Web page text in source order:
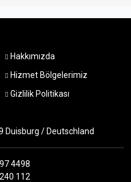
Hakkımızda
Hizmet Bölgelerimiz
Gizlilik Politikası
Duisburg / Deutschland
4498
112